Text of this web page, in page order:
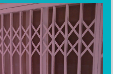
pelo vosso excelente serviço,
e pensamento inovador!
e portas de pátio e a cor cinza
foi um desafio encontrá-la, mas